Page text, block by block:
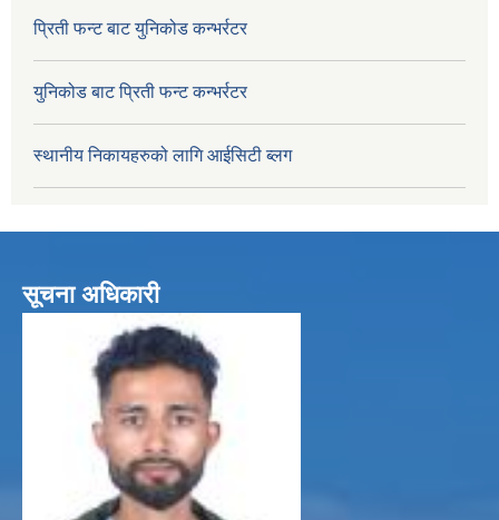
प्रिती फन्ट बाट युनिकोड कन्भर्रटर
युनिकोड बाट प्रिती फन्ट कन्भर्रटर
स्थानीय निकायहरुको लागि आईसिटी ब्लग
सूचना अधिकारी